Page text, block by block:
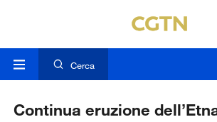
Cerca
Continua eruzione